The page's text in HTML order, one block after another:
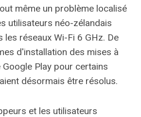
même un problème localisé
utilisateurs néo-zélandais
les réseaux Wi-Fi 6 GHz. De
d'installation des mises à
Play pour certains
désormais être résolus.
et les utilisateurs